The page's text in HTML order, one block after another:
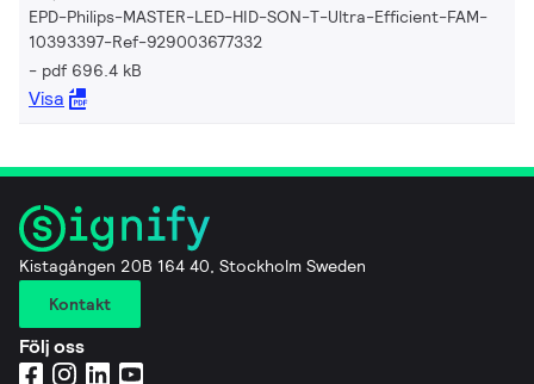
EPD-Philips-MASTER-LED-HID-SON-T-Ultra-Efficient-FAM-
10393397-Ref-929003677332
pdf 696.4 kB
Visa
Kistagången 20B 164 40, Stockholm Sweden
Kontakt
Följ oss